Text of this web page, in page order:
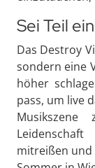
Sei Teil
Das Destroy
sondern eine
höher
pass, um live
mitreißen und